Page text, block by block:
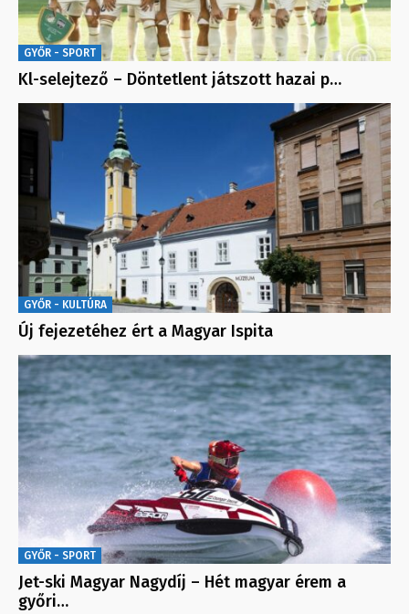
GYŐR - SPORT
Kl-selejtező – Döntetlent játszott hazai p…
GYŐR - KULTÚRA
Új fejezetéhez ért a Magyar Ispita
GYŐR - SPORT
Jet-ski Magyar Nagydíj – Hét magyar érem a
győri…